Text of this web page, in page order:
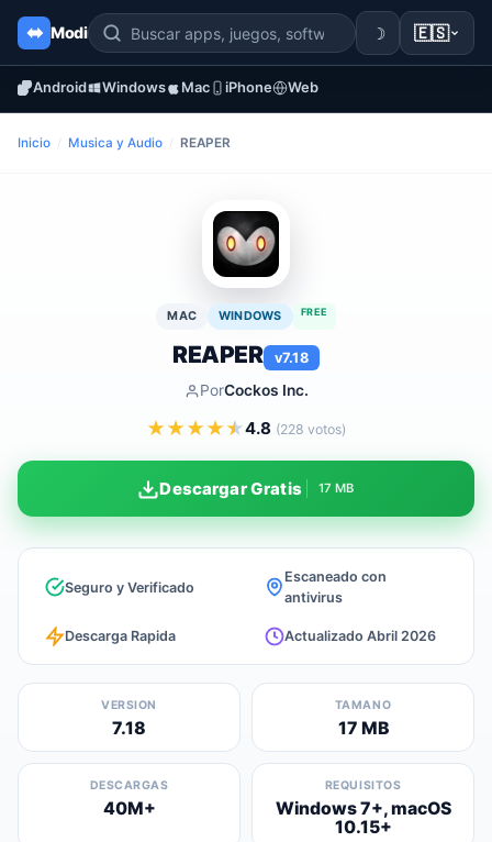
Modi ☽ 🇪🇸
Android Windows Mac iPhone Web
Inicio / Musica y Audio / REAPER
MAC WINDOWS FREE
REAPER v7.18
PorCockos Inc.
★★★★★4.8 (228 votos)
Descargar Gratis 17 MB
Seguro y Verificado
Escaneado con
antivirus
Descarga Rapida Actualizado Abril 2026
VERSION
7.18
TAMANO
17 MB
DESCARGAS
40M+
REQUISITOS
Windows 7+, macOS
10.15+